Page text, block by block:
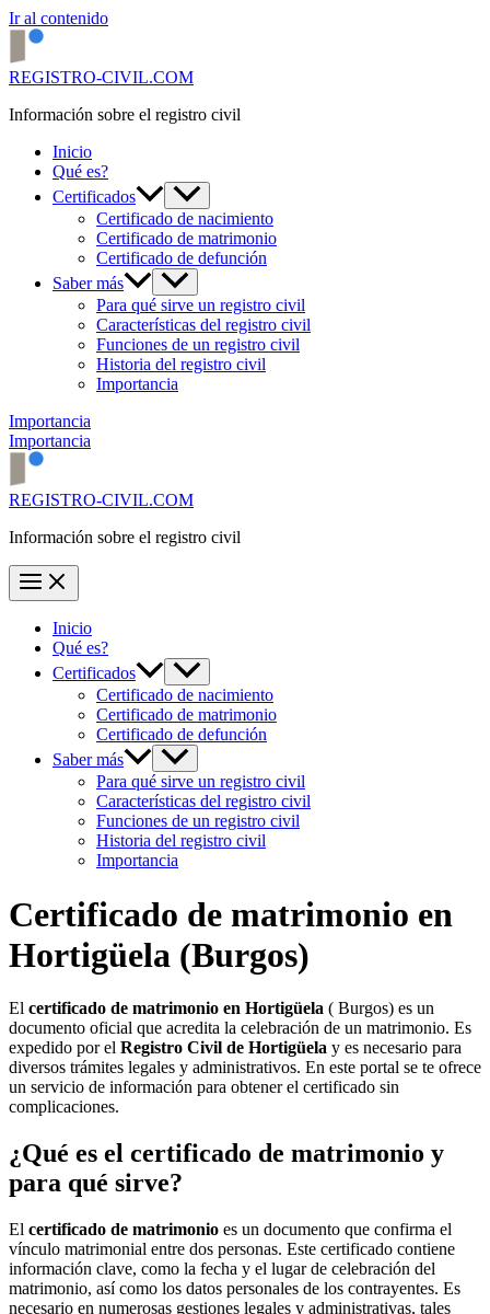
Ir al contenido
REGISTRO-CIVIL.COM
Información sobre el registro civil
Inicio
Qué es?
Certificados
Certificado de nacimiento
Certificado de matrimonio
Certificado de defunción
Saber más
Para qué sirve un registro civil
Características del registro civil
Funciones de un registro civil
Historia del registro civil
Importancia
Importancia
Importancia
REGISTRO-CIVIL.COM
Información sobre el registro civil
Inicio
Qué es?
Certificados
Certificado de nacimiento
Certificado de matrimonio
Certificado de defunción
Saber más
Para qué sirve un registro civil
Características del registro civil
Funciones de un registro civil
Historia del registro civil
Importancia
Certificado de matrimonio en
Hortigüela (Burgos)
El certificado de matrimonio en Hortigüela ( Burgos) es un
documento oficial que acredita la celebración de un matrimonio. Es
expedido por el Registro Civil de Hortigüela y es necesario para
diversos trámites legales y administrativos. En este portal se te ofrece
un servicio de información para obtener el certificado sin
complicaciones.
¿Qué es el certificado de matrimonio y
para qué sirve?
El certificado de matrimonio es un documento que confirma el
vínculo matrimonial entre dos personas. Este certificado contiene
información clave, como la fecha y el lugar de celebración del
matrimonio, así como los datos personales de los contrayentes. Es
necesario en numerosas gestiones legales y administrativas, tales